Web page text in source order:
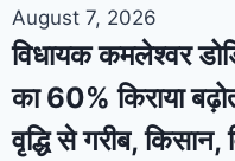
August 7, 2026
विधायक कमलेश्वर
का 60% किराया
वृद्धि से गरीब, किसान,